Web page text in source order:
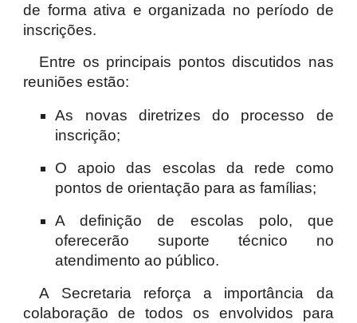
de forma ativa e organizada no período de
inscrições.
Entre os principais pontos discutidos nas
reuniões estão:
As novas diretrizes do processo de
inscrição;
O apoio das escolas da rede como
pontos de orientação para as famílias;
A definição de escolas polo, que
oferecerão suporte técnico no
atendimento ao público.
A Secretaria reforça a importância da
colaboração de todos os envolvidos para